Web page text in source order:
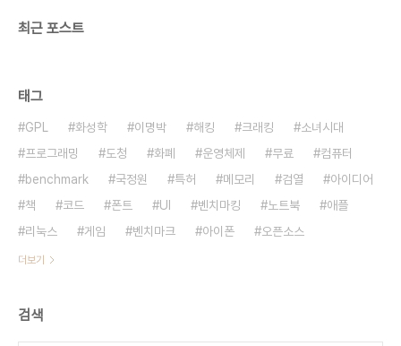
최근 포스트
태그
GPL 화성학 이명박 해킹 크래킹
소녀시대
프로그래밍
도청 화폐 운영체제 무료
컴퓨터
benchmark
국정원 특허 메모리 검열
아이디어
책
코드 폰트 UI 벤치마킹 노트북
애플
리눅스
게임 벤치마크 아이폰 오픈소스
더보기
검색